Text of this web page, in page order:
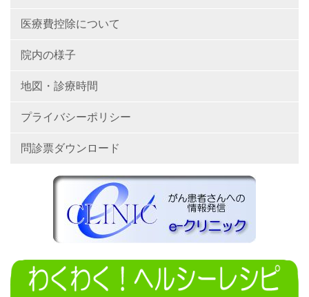
医療費控除について
院内の様子
地図・診療時間
プライバシーポリシー
問診票ダウンロード